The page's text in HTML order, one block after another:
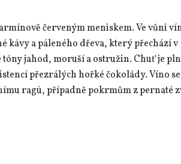
červeným meniskem. Ve vůni
kávy a páleného dřeva, který přechází v
jahod, moruší a ostružin. Chuť je
přezrálých hořké čokolády. Víno se
ragú, případně pokrmům z pernaté